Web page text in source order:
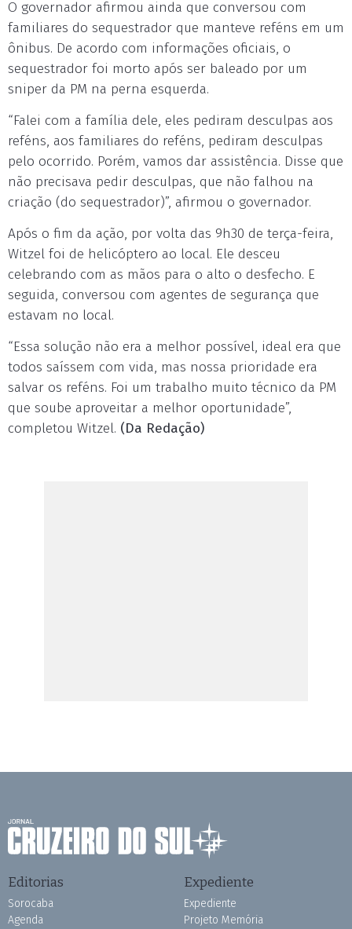
O governador afirmou ainda que conversou com
familiares do sequestrador que manteve reféns em um
ônibus. De acordo com informações oficiais, o
sequestrador foi morto após ser baleado por um
sniper da PM na perna esquerda.
“Falei com a família dele, eles pediram desculpas aos
reféns, aos familiares do reféns, pediram desculpas
pelo ocorrido. Porém, vamos dar assistência. Disse que
não precisava pedir desculpas, que não falhou na
criação (do sequestrador)”, afirmou o governador.
Após o fim da ação, por volta das 9h30 de terça-feira,
Witzel foi de helicóptero ao local. Ele desceu
celebrando com as mãos para o alto o desfecho. E
seguida, conversou com agentes de segurança que
estavam no local.
“Essa solução não era a melhor possível, ideal era que
todos saíssem com vida, mas nossa prioridade era
salvar os reféns. Foi um trabalho muito técnico da PM
que soube aproveitar a melhor oportunidade”,
completou Witzel. (Da Redação)
Editorias
Sorocaba
Agenda
Expediente
Expediente
Projeto Memória